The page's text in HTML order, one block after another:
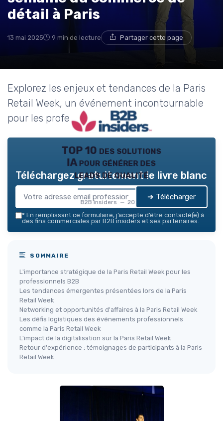
détail à Paris
13 mai 2025 9 min de lecture Partager cette page
Explorez les enjeux et tendances de la Paris
Retail Week, un événement incontournable
pour les professionnels du B2B.
TOP 10 des solutions
IA pour générer des
leads de qualité
B2B insiders — 2026
Téléchargez gratuitement le livre blanc
➔ Télécharger
* En remplissant ce formulaire, j’accepte d’être contacté(e) à
des fins commerciales par B2B insiders et ses partenaires.
SOMMAIRE
L'importance stratégique de la Paris Retail Week pour les
professionnels B2B
Les tendances émergentes présentées lors de la Paris
Retail Week
Networking et opportunités d'affaires à la Paris Retail Week
Les défis logistiques des événements professionnels
comme la Paris Retail Week
L'impact de la digitalisation sur la Paris Retail Week
Retour d'expérience : témoignages de participants à la Paris
Retail Week
→ Je rejoins le club
* En rejoignant le club, j'accepte de recevoir les emails
de B2B Insiders et les offres de ses partenaires.